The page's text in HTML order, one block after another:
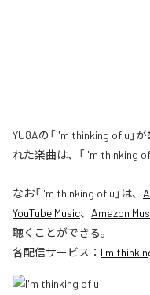
YU8Aの「I'm thinking of u」
れた楽曲は、「I'm thinking
なお「I'm thinking of u 」は、
YouTube Music、 Amazon
聴くことができる。
各配信サービス： I'm